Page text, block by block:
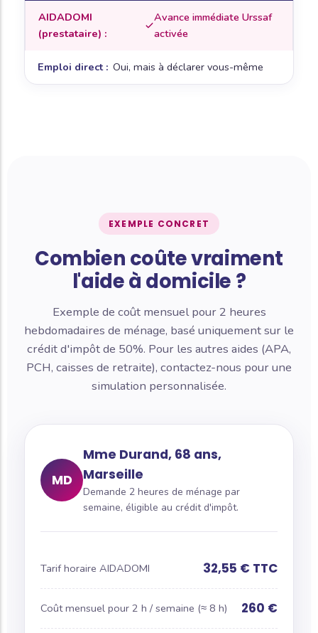
Avance immédiate Urssaf
activée
Oui, mais à déclarer vous-même
EXEMPLE CONCRET
Combien coûte vraiment
l'aide à domicile ?
Exemple de coût mensuel pour 2 heures
hebdomadaires de ménage, basé uniquement sur le
crédit d'impôt de 50%. Pour les autres aides (APA,
PCH, caisses de retraite), contactez-nous pour une
simulation personnalisée.
MD
Mme Durand, 68 ans,
Marseille
Demande 2 heures de ménage par
semaine, éligible au crédit d'impôt.
Tarif horaire AIDADOMI 32,55 € TTC
Coût mensuel pour 2 h / semaine (≈ 8 h) 260 €